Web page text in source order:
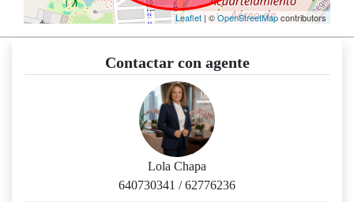
Leaflet | ©OpenStreetMapcontributors
Contactar con agente
Lola Chapa
640730341 /62776236